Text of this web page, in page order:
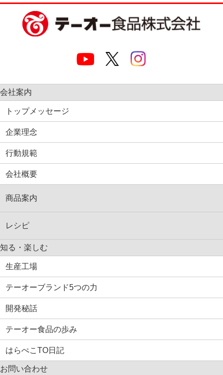
会社案内
トップメッセージ
企業理念
行動規範
会社概要
商品案内
レシピ
知る・楽しむ
生産工場
テーオーブランド5つの力
開発秘話
テーオー食品の歩み
はらぺこTO日記
お問い合わせ